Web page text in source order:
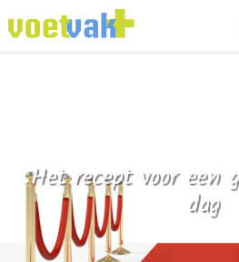
Het recept voor een
dag